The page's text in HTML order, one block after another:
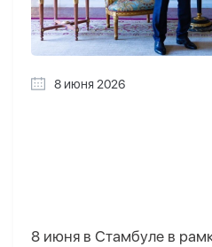
8 июня 2026
8 июня в Стамбуле в